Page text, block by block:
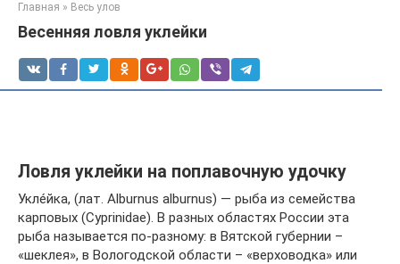
Главная » Весь улов
Весенняя ловля уклейки
Ловля уклейки на поплавочную удочку
Укле́йка, (лат. Alburnus alburnus) — рыба из семейства
карповых (Cyprinidae). В разных областях России эта
рыба называется по-разному: в Вятской губернии –
«шеклея», в Вологодской области – «верховодка» или